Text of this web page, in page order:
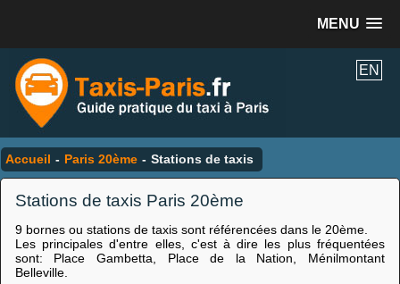
MENU
EN
Accueil - Paris 20ème - Stations de taxis
Stations de taxis Paris 20ème
9 bornes ou stations de taxis sont référencées dans le 20ème.
Les principales d'entre elles, c'est à dire les plus fréquentées
sont: Place Gambetta, Place de la Nation, Ménilmontant
Belleville.